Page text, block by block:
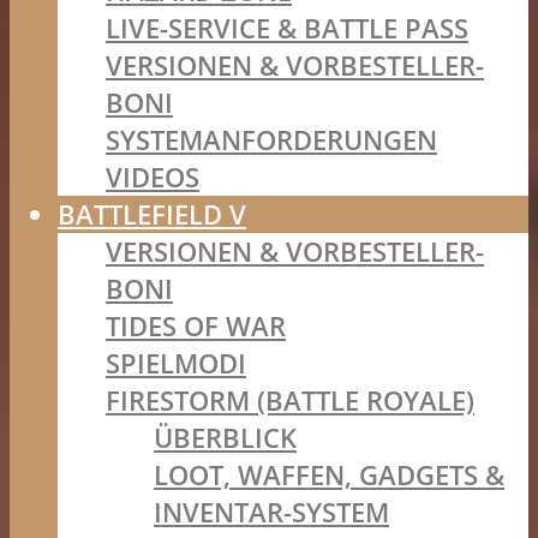
LIVE-SERVICE & BATTLE PASS
VERSIONEN & VORBESTELLER-
BONI
SYSTEMANFORDERUNGEN
VIDEOS
BATTLEFIELD V
VERSIONEN & VORBESTELLER-
BONI
TIDES OF WAR
SPIELMODI
FIRESTORM (BATTLE ROYALE)
ÜBERBLICK
LOOT, WAFFEN, GADGETS &
INVENTAR-SYSTEM